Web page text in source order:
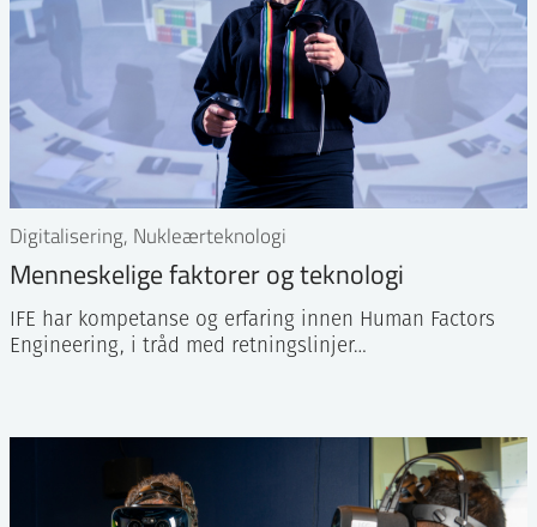
Digitalisering, Nukleærteknologi
Menneskelige faktorer og teknologi
IFE har kompetanse og erfaring innen Human Factors
Engineering, i tråd med retningslinjer…